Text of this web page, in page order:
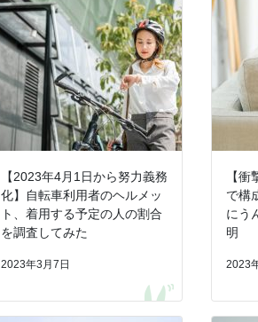
【2023年4月1日から努力義務
化】自転車利用者のヘルメッ
ト、着用する予定の人の割合
を調査してみた
2023年3月7日
【
で構
にう
明
2023